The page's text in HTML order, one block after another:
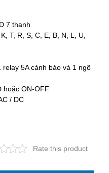
7 thanh
T, R, S, C, E, B, N, L, U,
5A cảnh báo và 1 ngõ
hoặc ON-OFF
/ DC
Rate this product